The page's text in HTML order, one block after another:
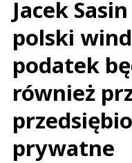
Jacek
polski
podatek
również
prywatne